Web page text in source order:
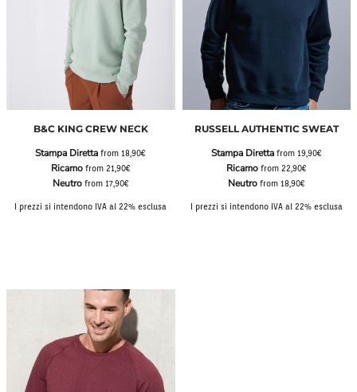
B&C KING CREW NECK
Stampa Diretta from18,90€
Ricamofrom 21,90€
Neutrofrom 17,90€
I prezzi si intendono IVA al 22% esclusa
RUSSELL AUTHENTIC SWEAT
Stampa Direttafrom 19,90€
Ricamofrom 22,90€
Neutrofrom 18,90€
I prezzi si intendono IVA al 22% esclusa